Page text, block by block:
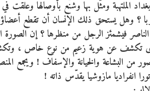
الملتهبة ومثّل بها وشنع بأوصالها وعلقت
إربا ؟ وهل يستحق ذلك الإنسان أن تقطع
فيشمئز الرجل من منظرها ؟ إن الصورة
تكشف عن هوية زعيم من نوع خاص ،
من البشاعة والخيانة والإسفاف ! ويجمع
انفراديا مازوشيا يقدّس ذاته !